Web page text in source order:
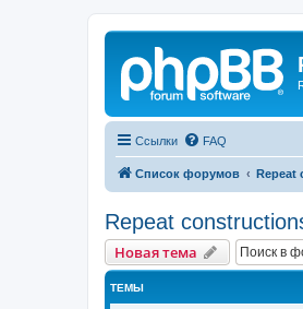
Ссылки FAQ
Список форумов Repeat
Repeat
Новая тема
ТЕМЫ